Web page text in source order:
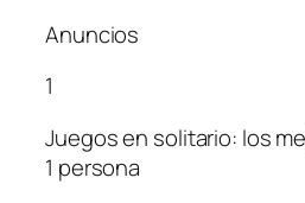
Anuncios
1
Juegos en solitario: los
1 persona